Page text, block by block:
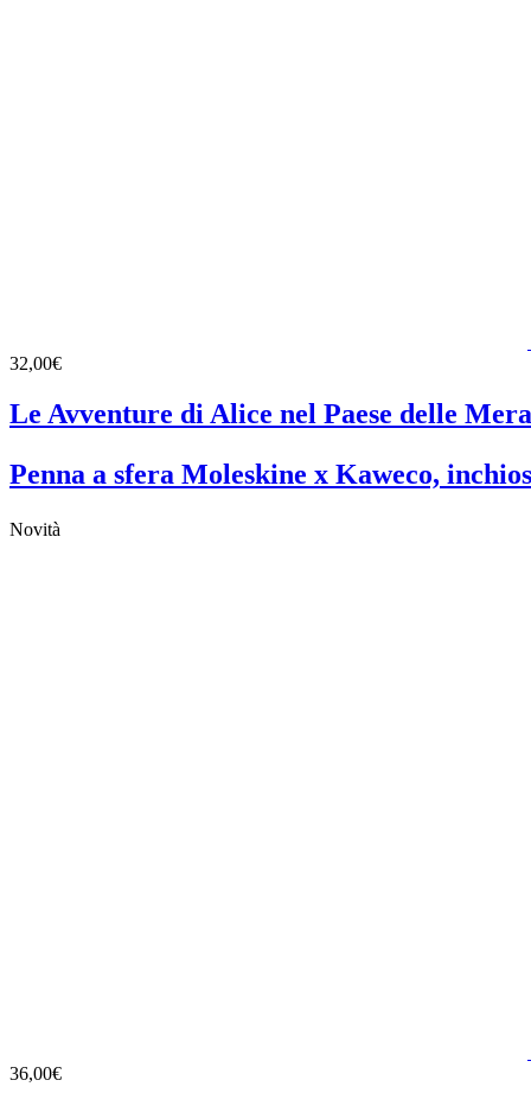
32,00€
Le Avventure di Alice nel Paese delle
Penna a sfera Moleskine x Kaweco,
Novità
36,00€